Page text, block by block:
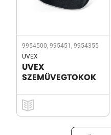
9954500, 995451, 9954355
UVEX
UVEX
SZEMÜVEGTOKOK